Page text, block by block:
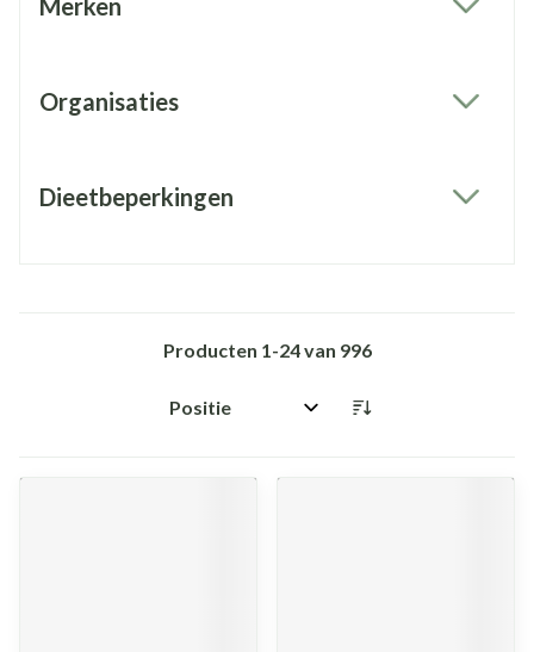
Merken
Organisaties
Dieetbeperkingen
Producten 1-24van 996
Sorteer op: